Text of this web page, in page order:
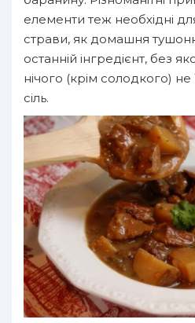
елементи теж необхідні
страви, як домашня
останній інгредієнт, без
нічого (крім солодкого)
сіль.